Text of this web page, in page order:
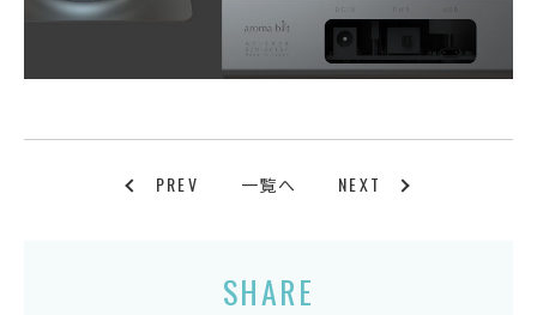
PREV 一覧へ NEXT
SHARE